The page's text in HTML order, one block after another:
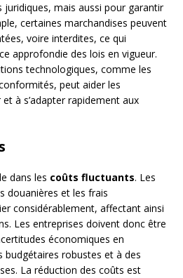
mais aussi pour garantir
certaines marchandises peuvent
voire interdites, ce qui
approfondie des lois en vigueur.
technologiques, comme les
peut aider les
à s’adapter rapidement aux
dans les coûts fluctuants. Les
douanières et les frais
considérablement, affectant ainsi
Les entreprises doivent donc être
économiques en
budgétaires robustes et à des
La réduction des coûts est